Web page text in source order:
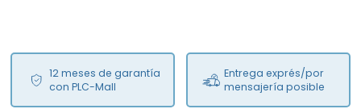
12 meses de garantía
con PLC-Mall
Entrega exprés/por
mensajería posible